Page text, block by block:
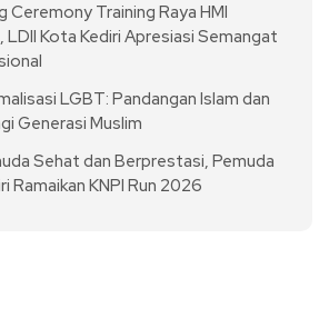
Ceremony Training Raya HMI
LDII Kota Kediri Apresiasi Semangat
LGBT: Pandangan Islam dan
Generasi Muslim
Sehat dan Berprestasi, Pemuda
Ramaikan KNPI Run 2026